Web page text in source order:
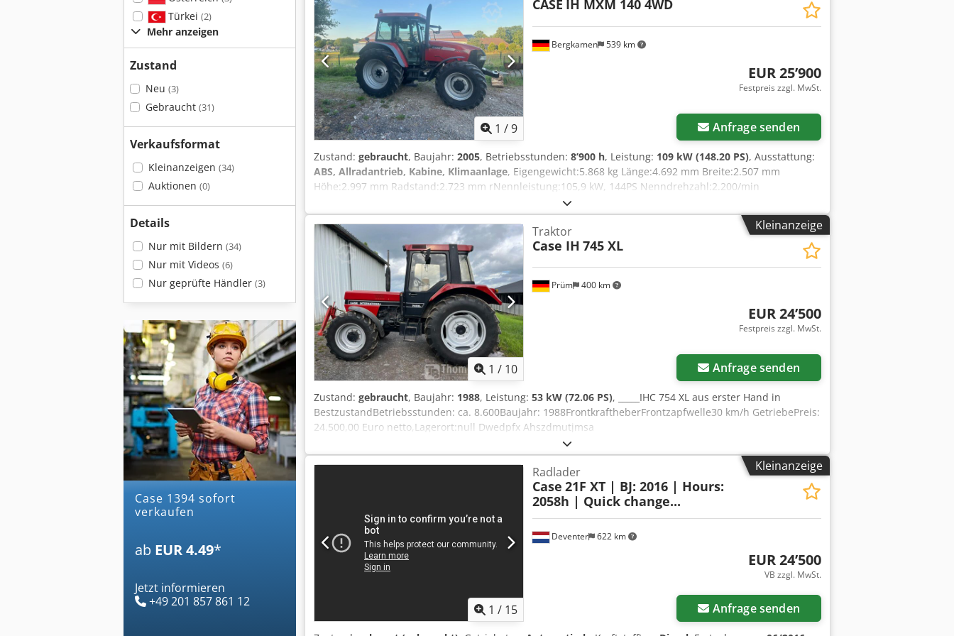
Türkei (2)
Mehr anzeigen
Zustand
Neu (3)
Gebraucht (31)
Verkaufsformat
Kleinanzeigen (34)
Auktionen (0)
Details
Nur mit Bildern (34)
Nur mit Videos (6)
Nur geprüfte Händler (3)
case 1394 sofort
verkaufen
ab EUR 4.49*
Jetzt informieren
+49 201 857 861 12
1 /9
Bergkamen 539 km
CASE IH MXM 140 4WD
EUR 25’900
Festpreis zzgl. MwSt.
Anfrage senden
Zustand: gebraucht, Baujahr: 2005, Betriebsstunden: 8’900 h, Leistung: 109 kW (148.20 PS), Ausstattung:
ABS, Allradantrieb, Kabine, Klimaanlage, Eigengewicht:5.868 kg Länge:4.692 mm Breite:2.507 mm
Höhe:2.997 mm Radstand:2.723 mm rNennleistung:105,9 kW, 144PS Nenndrehzahl:2.200/min
Zylinderanzahl:6 Hubraum:7.480 cm³ Dwsdpfxowlmt Io Ahmsa Drehmomentanstieg:51,3 Allradantrieb
Kleinanzeige
1 / 10
Prüm 400 km
Traktor
Case IH 745 XL
EUR 24’500
Festpreis zzgl. MwSt.
Anfrage senden
Zustand: gebraucht, Baujahr: 1988, Leistung: 53 kW (72.06 PS), _____IHC 754 XL aus erster Hand in
BestzustandBetriebsstunden: ca. 8.600Baujahr: 1988FrontkraftheberFrontzapfwelle30 km/h GetriebePreis:
24.500,00 Euro netto,Lagerort:null Dwedpfx Ahszdmutjmsa
Kleinanzeige
1 / 15
Deventer 622 km
Radlader
Case 21F XT | BJ: 2016 | Hours:
2058h | Quick change...
EUR 24’500
VB zzgl. MwSt.
Anfrage senden